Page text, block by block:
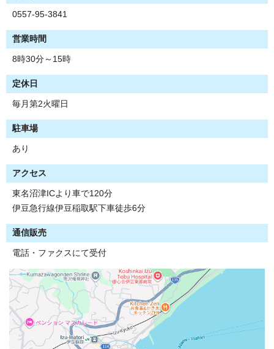
0557-95-3841
営業時間
8時30分～15時
定休日
毎月第2火曜日
駐車場
あり
アクセス
東名沼津ICより車で120分
伊豆急行線伊豆稲取駅下車徒歩6分
通信販売
電話・ファクスにて受付